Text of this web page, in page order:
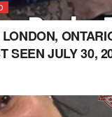
SEEN JULY 30,